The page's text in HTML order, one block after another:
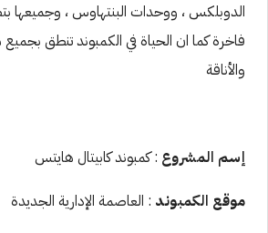
الدوبلكس ، ووحدات البنتهاوس ، وجميعها
فاخرة كما ان الحياة في الكمبوند تنطق
والأناقة
إسم المشروع : كمبوند كابيتال هايتس
موقع الكمبوند : العاصمة الإدارية الجديدة